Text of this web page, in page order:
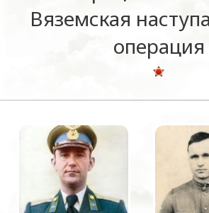
Вяземская
операция